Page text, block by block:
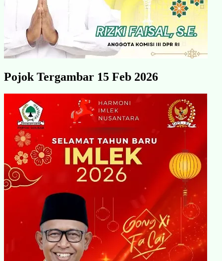
Pojok Tergambar 15 Feb 2026